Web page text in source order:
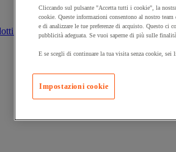
sostenibili
Cliccando sul pulsante "Accetta tutti i cookie", la
cookie. Queste informazioni consentono al nostro
e di analizzare le tue preferenze di acquisto. Questo ci
pubblicità adeguata. Se vuoi saperne di più sulle
E se scegli di continuare la tua visita senza cookie,
Impostazioni cookie